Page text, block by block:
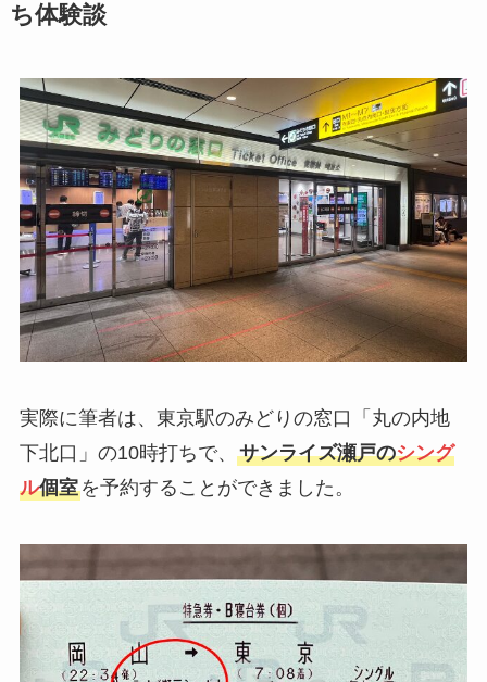
ち体験談
実際に筆者は、東京駅のみどりの窓口「丸の内地
下北口」の10時打ちで、 サンライズ瀬戸のシング
ル個室を予約することができました。